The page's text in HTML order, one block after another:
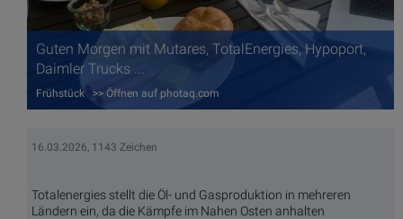
Guten Morgen mit Mutares, TotalEnergies, Hypoport,
Daimler Trucks ...
Frühstück >> Öffnen auf photaq.com
16.03.2026, 1143 Zeichen
Totalenergies stellt die Öl- und Gasproduktion in mehreren
Ländern ein, da die Kämpfe im Nahen Osten anhalten